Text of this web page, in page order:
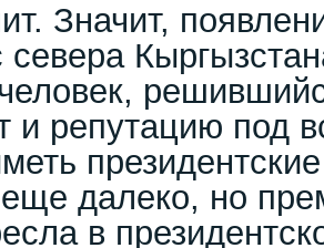
Значит,
и репутацию под
далеко, но
в